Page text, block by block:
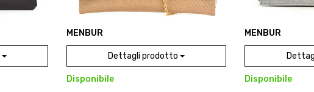
MENBUR
Dettagli prodotto
Disponibile
MENBUR
Disponibile